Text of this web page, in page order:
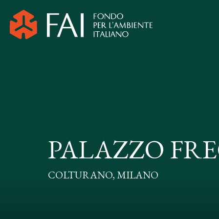
PALAZZO
COLTURANO, MILANO